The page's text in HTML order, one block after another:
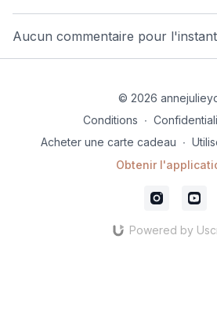
Aucun commentaire pour l'instant
© 2026
Conditions ∙
Acheter une carte cadeau ∙
Obtenir
Powered by